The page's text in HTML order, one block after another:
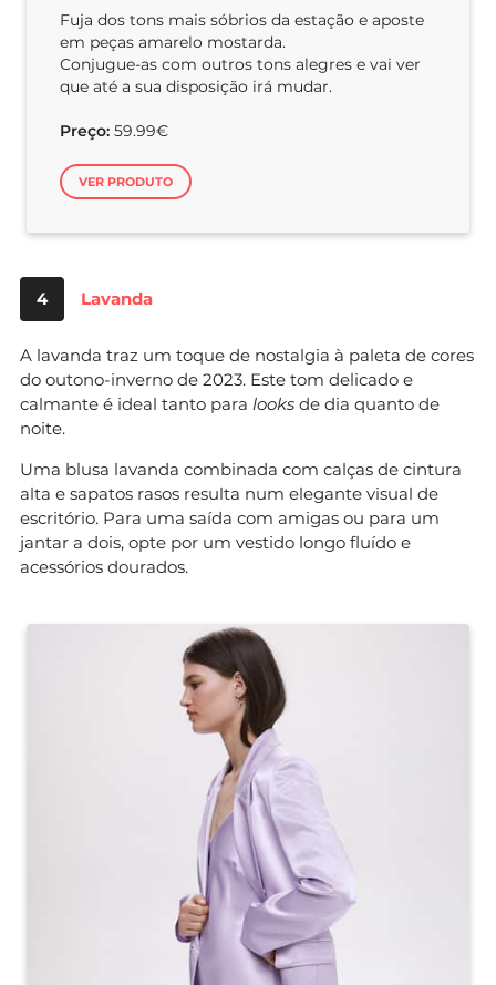
Fuja dos tons mais sóbrios da estação e aposte
em peças amarelo mostarda.
Conjugue-as com outros tons alegres e vai ver
que até a sua disposição irá mudar.
Preço: 59.99€
VER PRODUTO
4 Lavanda
A lavanda traz um toque de nostalgia à paleta de cores
do outono-inverno de 2023. Este tom delicado e
calmante é ideal tanto para looks de dia quanto de
noite.
Uma blusa lavanda combinada com calças de cintura
alta e sapatos rasos resulta num elegante visual de
escritório. Para uma saída com amigas ou para um
jantar a dois, opte por um vestido longo fluído e
acessórios dourados.